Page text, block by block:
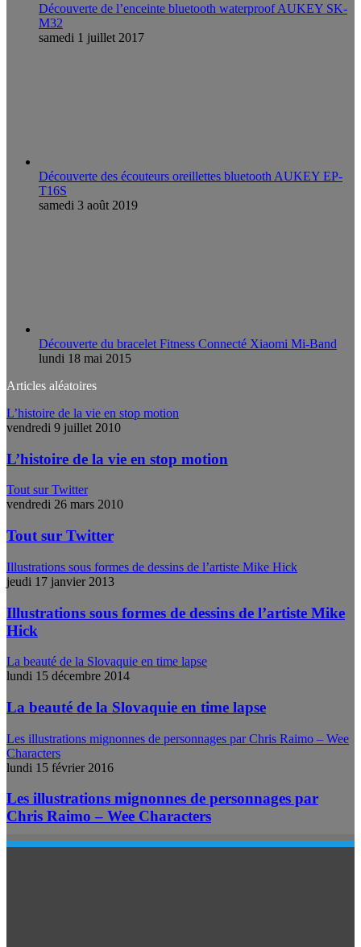
Découverte de l’enceinte bluetooth waterproof AUKEY SK-
M32
samedi 1 juillet 2017
Découverte des écouteurs oreillettes bluetooth AUKEY EP-
T16S
samedi 3 août 2019
Découverte du bracelet Fitness Connecté Xiaomi Mi-Band
lundi 18 mai 2015
Articles aléatoires
L’histoire de la vie en stop motion
vendredi 9 juillet 2010
L’histoire de la vie en stop motion
Tout sur Twitter
vendredi 26 mars 2010
Tout sur Twitter
Illustrations sous formes de dessins de l’artiste Mike Hick
jeudi 17 janvier 2013
Illustrations sous formes de dessins de l’artiste Mike
Hick
La beauté de la Slovaquie en time lapse
lundi 15 décembre 2014
La beauté de la Slovaquie en time lapse
Les illustrations mignonnes de personnages par Chris Raimo – Wee
Characters
lundi 15 février 2016
Les illustrations mignonnes de personnages par
Chris Raimo – Wee Characters